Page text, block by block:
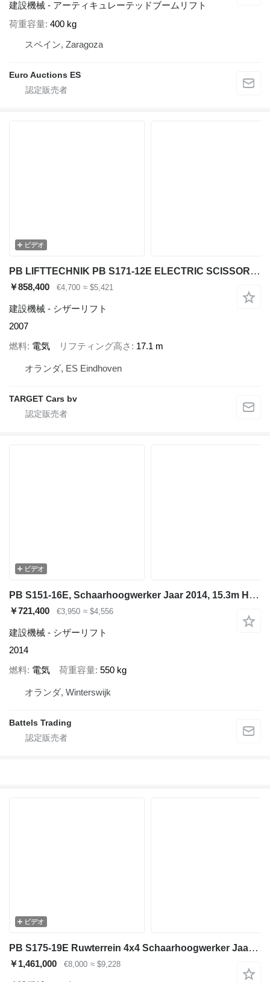
建設機械 - アーティキュレーテッドブームリフト
荷重容量 400 kg
スペイン, Zaragoza
Euro Auctions ES
ビデオ
PB LIFTTECHNIK PB S171-12E ELECTRIC SCISSOR WORK LIFT 1710CM 2007
￥858,400 €4,700 ≈ $5,421
建設機械 - シザーリフト
2007
燃料 電気 リフティング高さ 17.1 m
オランダ, ES Eindhoven
TARGET Cars bv
ビデオ
PB S151-16E, Schaarhoogwerker Jaar 2014, 15.3m Hoogte
￥721,400 €3,950 ≈ $4,556
建設機械 - シザーリフト
2014
燃料 電気 荷重容量 550 kg
オランダ, Winterswijk
Battels Trading
ビデオ
PB S175-19E Ruwterrein 4x4 Schaarhoogwerker Jaar 2015 18m hoogte
￥1,461,000 €8,000 ≈ $9,228